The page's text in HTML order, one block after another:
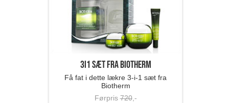
3i1 sæt fra Biotherm
Få fat i dette lækre 3-i-1 sæt fra
Biotherm
Førpris720,-